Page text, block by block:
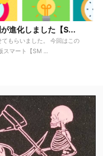
進化しました【S...
もらいました。 今回はこの
スマート【SM ...